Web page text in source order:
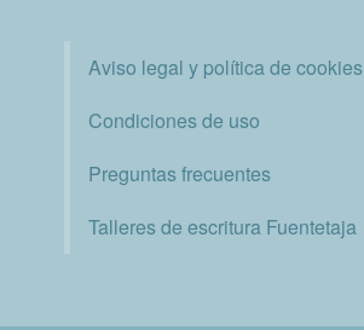
Aviso legal y política de cookies
Condiciones de uso
Preguntas frecuentes
Talleres de escritura Fuentetaja